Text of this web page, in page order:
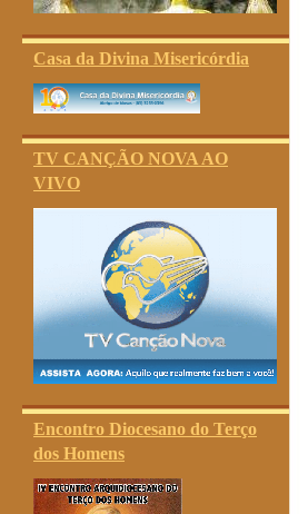
Casa da Divina Misericórdia
TV CANÇÃO NOVA AO
VIVO
Encontro Diocesano do Terço
dos Homens